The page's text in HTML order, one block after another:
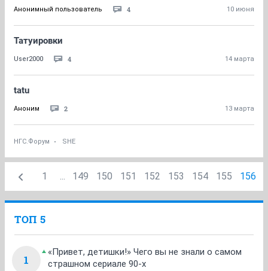
Анонимный пользователь 4 10 июня
Татуировки
User2000 4 14 марта
tatu
Аноним 2 13 марта
НГС.Форум SHE
1 ... 149 150 151 152 153 154 155 156
ТОП 5
1
«Привет, детишки!» Чего вы не знали о самом
страшном сериале 90-х